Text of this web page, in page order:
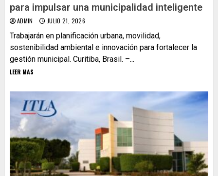
para impulsar una municipalidad inteligente
ADMIN JULIO 21, 2026
Trabajarán en planificación urbana, movilidad,
sostenibilidad ambiental e innovación para fortalecer la
gestión municipal. Curitiba, Brasil. –...
LEER MAS